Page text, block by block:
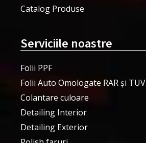
Catalog Produse
Serviciile noastre
Folii PPF
Folii Auto Omologate RAR și TUV
Colantare culoare
Detailing Interior
Detailing Exterior